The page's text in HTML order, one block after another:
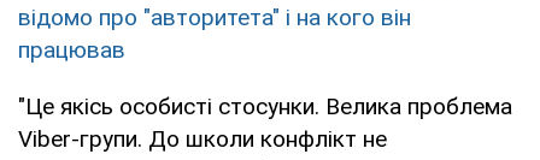
відомо про "авторитета" і на кого він
працював
"Це якісь особисті стосунки. Велика проблема
Viber-групи. До школи конфлікт не